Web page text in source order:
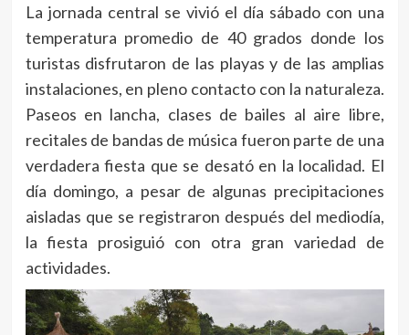
La jornada central se vivió el día sábado con una
temperatura promedio de 40 grados donde los
turistas disfrutaron de las playas y de las amplias
instalaciones, en pleno contacto con la naturaleza.
Paseos en lancha, clases de bailes al aire libre,
recitales de bandas de música fueron parte de una
verdadera fiesta que se desató en la localidad. El
día domingo, a pesar de algunas precipitaciones
aisladas que se registraron después del mediodía,
la fiesta prosiguió con otra gran variedad de
actividades.